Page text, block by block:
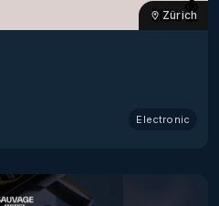
Zürich
Electronic